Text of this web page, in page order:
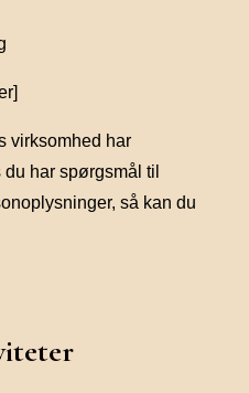
virksomhed har
du har spørgsmål til
så kan du